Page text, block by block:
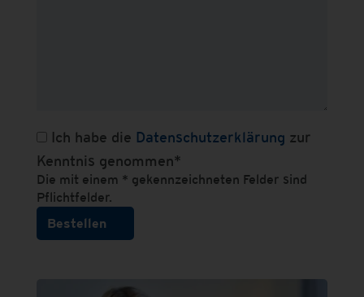
Ich habe die Datenschutzerklärung zur
Kenntnis genommen*
Die mit einem * gekennzeichneten Felder sind
Pflichtfelder.